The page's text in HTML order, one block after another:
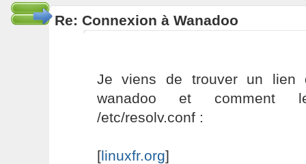
Re: Connexion à Wanadoo
Je viens de trouver un lien
wanadoo et comment
/etc/resolv.conf :
[linuxfr.org]